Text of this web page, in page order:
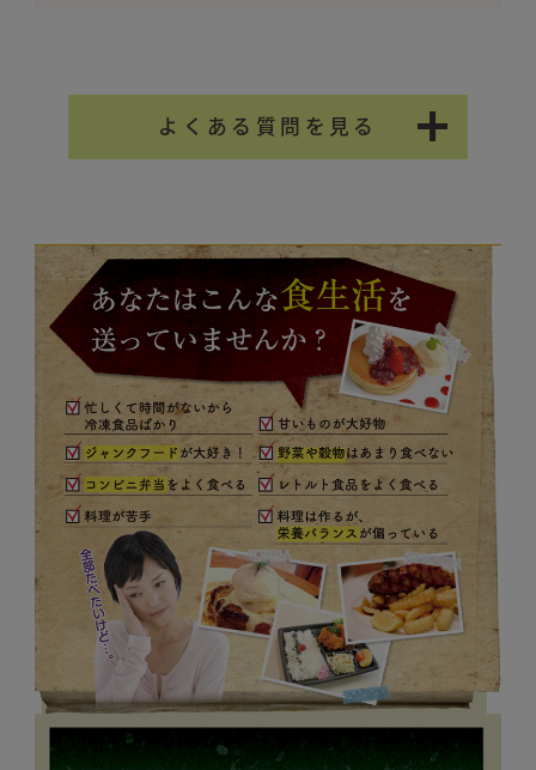
前までにマイページ・メール・お電話
（0120-842-555）にてご連絡くださ
い。（一時休止とは最大６ヶ月先まで
【返品に関して】
初めてご利用いただく商品に限り、返
品保証の対象になります。返品をご希
望の場合は、商品到着後３０日以内に
お電話（0120-842-555）にて弊社ま
でご連絡ください。返品の際の送料
は、お客様のご負担でお願いいたしま
す。返金の際の手数料は弊社にて負担
いたします。また、商品の破損・汚損
や誤配送等ございましたら交換対象と
させていただきます。
※定期コースの場合、２回目以降のお
届けの商品のご返品は承っておりませ
ん。（商品の破損・汚損や誤配送等は
交換対象とさせていただきます）
よくある質問を見る
す。独自の製法による発芽玄米と
有機無農薬農法（栽培時）で育て
た黒米、赤米、緑米といった古代
米のほか、胚芽押麦、モチムギ、
大麦、ハトムギ、高キビ、アマラ
ンサス、アワ、キビ、ヒエといっ
た13種類もの雑穀と穀物を古代米
中心にブレンドしています。もち
もちとした食感や古代米と雑穀の
歯ごたえが楽しい、噛めば噛むほ
ど味わい深い雑穀米です。
Q. 炊き方は？
A. 洗米したお米一合に対し、大さ
じ一杯混ぜるだけです。お好みで
雑穀と同じ量の水を足して炊いて
ください。粟国の塩やぬちまーす
などの自然塩をひとつまみいれて
炊くと、より美味しくいただけま
す。
Q. ご飯と混ぜる以外にどん
な料理に使えますか？
A. 「穀物三昧」は和食・洋食・中
華・お菓子など、ご飯に混ぜるだ
けでなく、あらゆる料理に使えま
す。